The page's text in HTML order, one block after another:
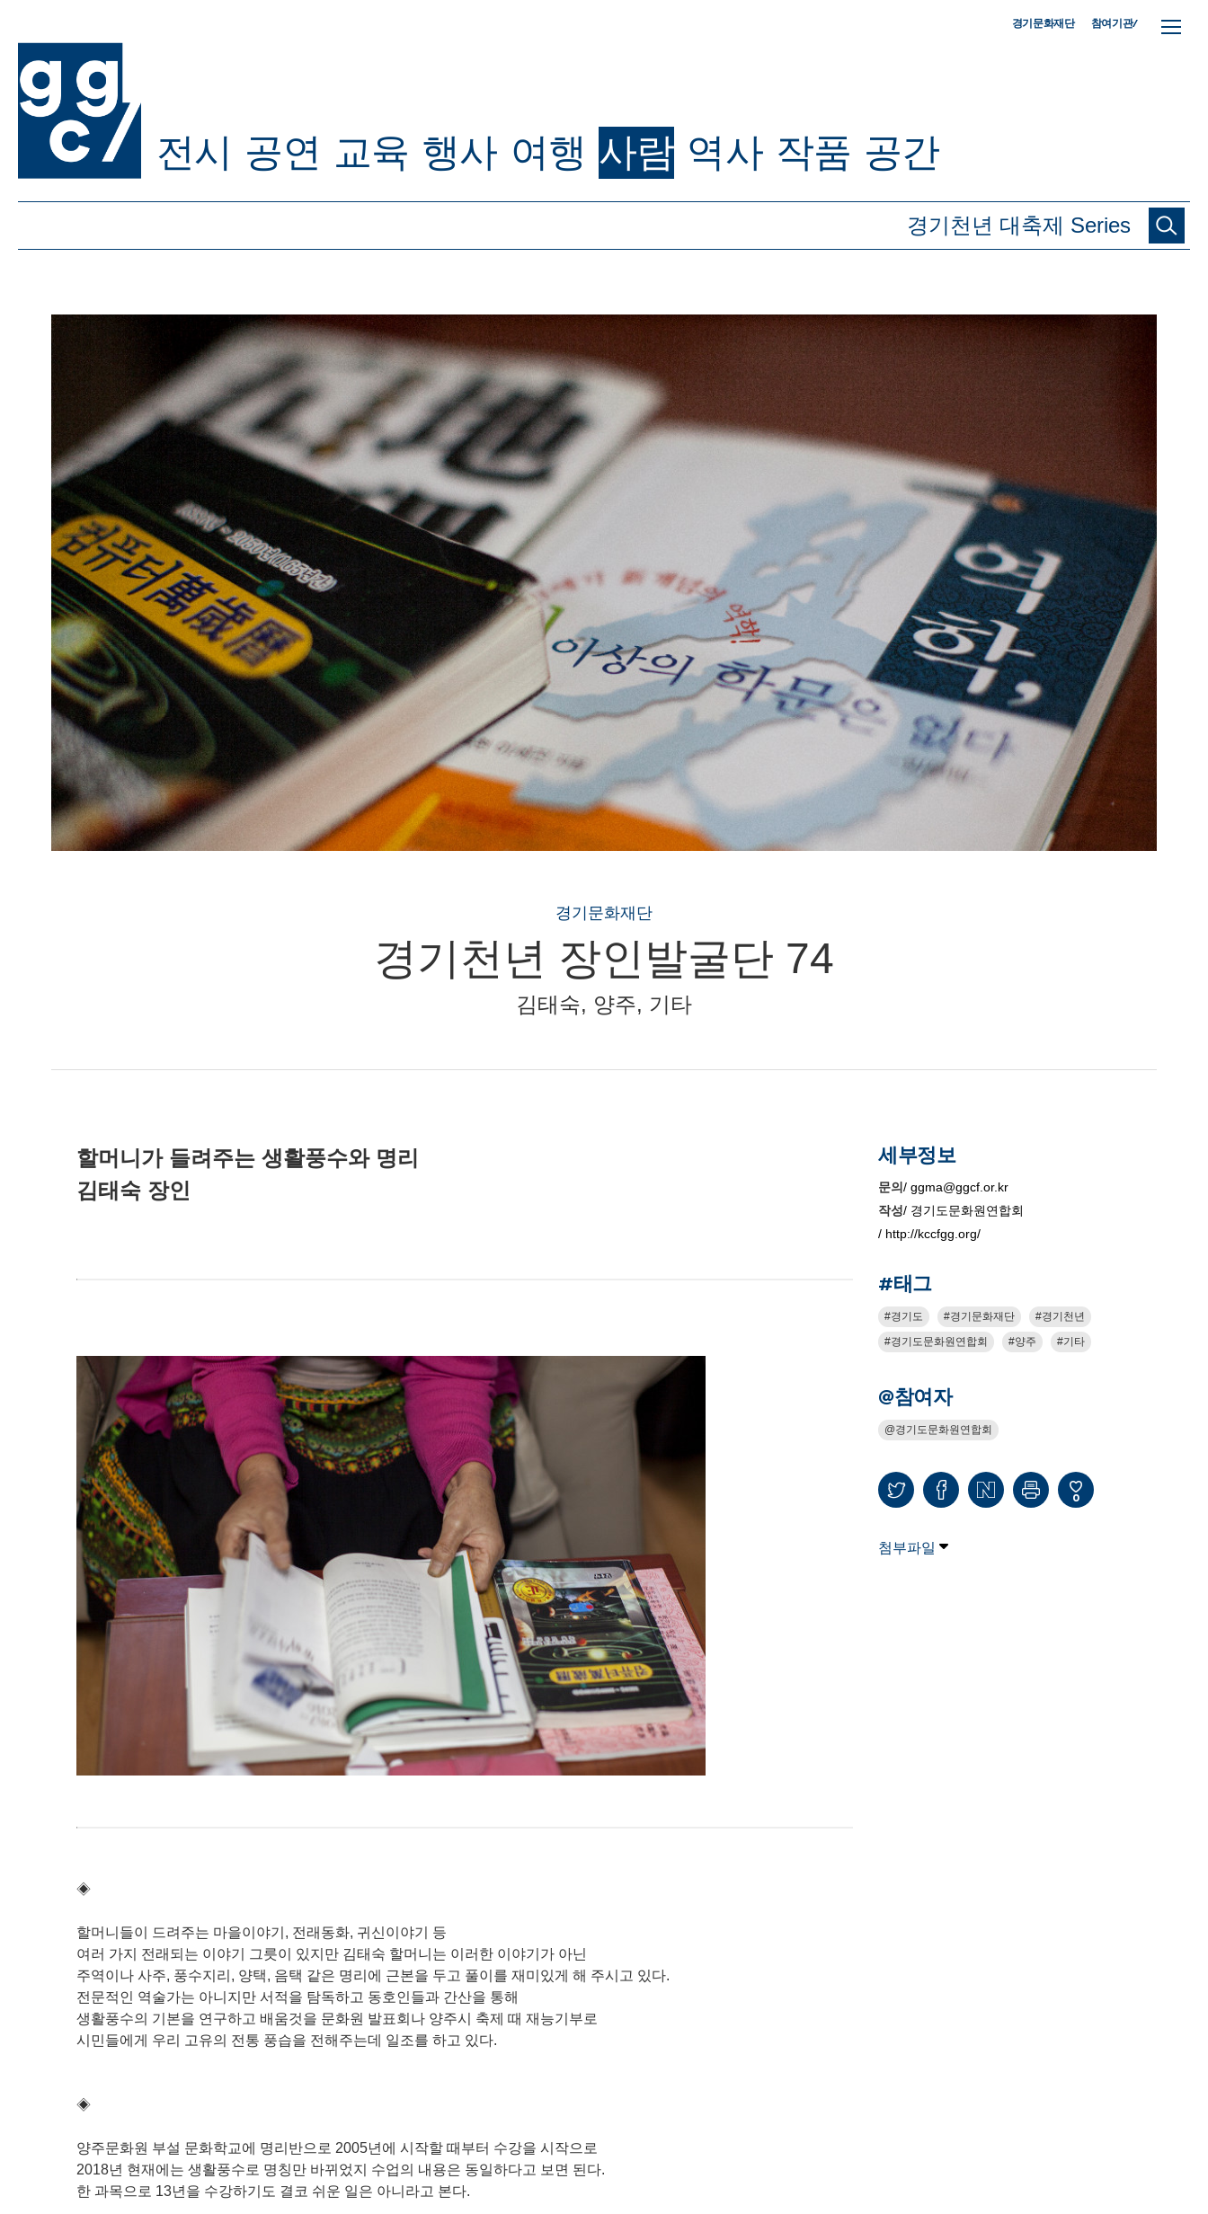
경기문화재단 참여기관/
전시 공연 교육 행사 여행 사람 역사 작품 공간
경기문화재단
경기천년 장인발굴단 74
김태숙, 양주, 기타
할머니가 들려주는 생활풍수와 명리
김태숙 장인
◈
할머니들이 드려주는 마을이야기, 전래동화, 귀신이야기 등
여러 가지 전래되는 이야기 그릇이 있지만 김태숙 할머니는 이러한 이야기가 아닌
주역이나 사주, 풍수지리, 양택, 음택 같은 명리에 근본을 두고 풀이를 재미있게 해 주시고 있다.
전문적인 역술가는 아니지만 서적을 탐독하고 동호인들과 간산을 통해
생활풍수의 기본을 연구하고 배움것을 문화원 발표회나 양주시 축제 때 재능기부로
시민들에게 우리 고유의 전통 풍습을 전해주는데 일조를 하고 있다.
◈
양주문화원 부설 문화학교에 명리반으로 2005년에 시작할 때부터 수강을 시작으로
2018년 현재에는 생활풍수로 명칭만 바뀌었지 수업의 내용은 동일하다고 보면 된다.
한 과목으로 13년을 수강하기도 결코 쉬운 일은 아니라고 본다.
세부정보
문의/ ggma@ggcf.or.kr
작성/ 경기도문화원연합회
/ http://kccfgg.org/
#태그
경기도 경기문화재단
경기천년
경기도문화원연합회
양주 기타
@참여자
경기도문화원연합회
0
첨부파일